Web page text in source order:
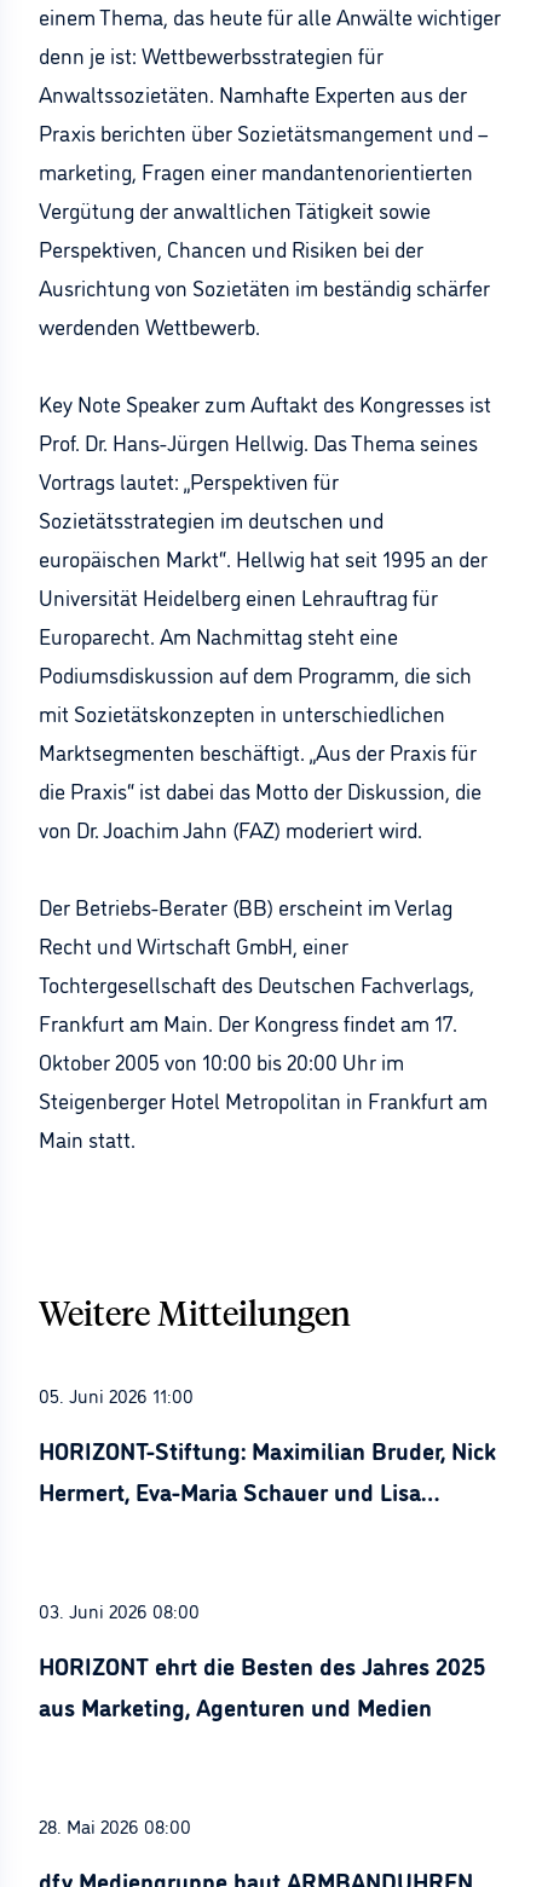
einem Thema, das heute für alle Anwälte wichtiger
denn je ist: Wettbewerbsstrategien für
Anwaltssozietäten. Namhafte Experten aus der
Praxis berichten über Sozietätsmangement und –
marketing, Fragen einer mandantenorientierten
Vergütung der anwaltlichen Tätigkeit sowie
Perspektiven, Chancen und Risiken bei der
Ausrichtung von Sozietäten im beständig schärfer
werdenden Wettbewerb.
Key Note Speaker zum Auftakt des Kongresses ist
Prof. Dr. Hans-Jürgen Hellwig. Das Thema seines
Vortrags lautet: „Perspektiven für
Sozietätsstrategien im deutschen und
europäischen Markt“. Hellwig hat seit 1995 an der
Universität Heidelberg einen Lehrauftrag für
Europarecht. Am Nachmittag steht eine
Podiumsdiskussion auf dem Programm, die sich
mit Sozietätskonzepten in unterschiedlichen
Marktsegmenten beschäftigt. „Aus der Praxis für
die Praxis“ ist dabei das Motto der Diskussion, die
von Dr. Joachim Jahn (FAZ) moderiert wird.
Der Betriebs-Berater (BB) erscheint im Verlag
Recht und Wirtschaft GmbH, einer
Tochtergesellschaft des Deutschen Fachverlags,
Frankfurt am Main. Der Kongress findet am 17.
Oktober 2005 von 10:00 bis 20:00 Uhr im
Steigenberger Hotel Metropolitan in Frankfurt am
Main statt.
Weitere Mitteilungen
05. Juni 2026 11:00
HORIZONT-Stiftung: Maximilian Bruder, Nick
Hermert, Eva-Maria Schauer und Lisa
03. Juni 2026 08:00
HORIZONT ehrt die Besten des Jahres 2025
aus Marketing, Agenturen und Medien
28. Mai 2026 08:00
dfv Mediengruppe baut ARMBANDUHREN